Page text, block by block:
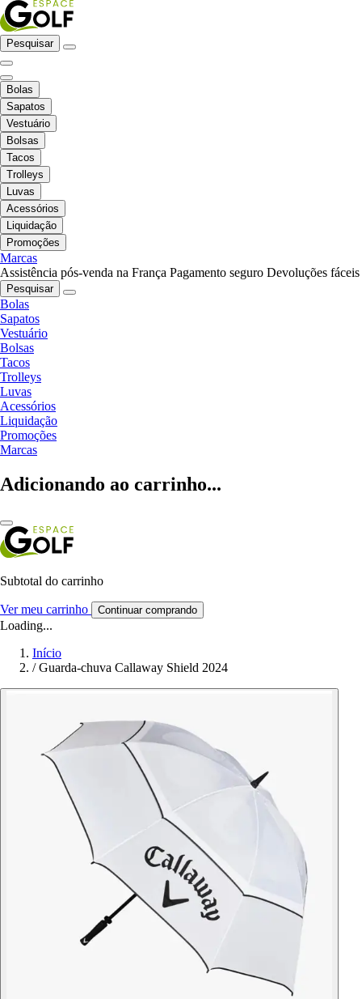
Pesquisar
Bolas
Sapatos
Vestuário
Bolsas
Tacos
Trolleys
Luvas
Acessórios
Liquidação
Promoções
Marcas
Assistência pós-venda na França Pagamento seguro Devoluções fáceis
Pesquisar
Bolas
Sapatos
Vestuário
Bolsas
Tacos
Trolleys
Luvas
Acessórios
Liquidação
Promoções
Marcas
Adicionando ao carrinho...
Subtotal do carrinho
Ver meu carrinho Continuar comprando
Loading...
Início
/ Guarda-chuva Callaway Shield 2024